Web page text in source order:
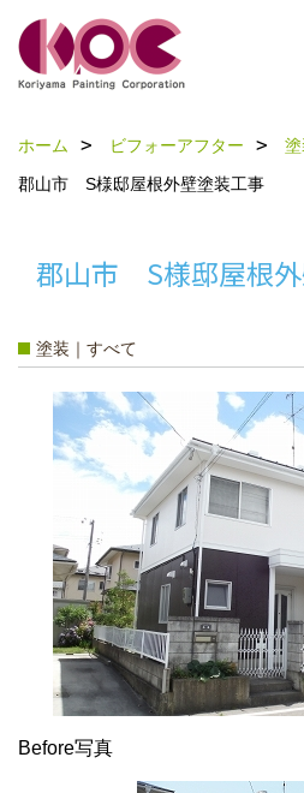
ホーム ビフォーアフター
郡山市 S様邸屋根外壁塗装工事
郡山市 S様邸屋根
塗装｜すべて
Before写真